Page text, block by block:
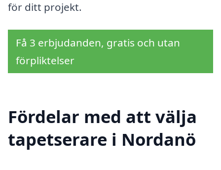
för ditt projekt.
Få 3 erbjudanden, gratis och utan
förpliktelser
Fördelar med att välja
tapetserare i Nordanö